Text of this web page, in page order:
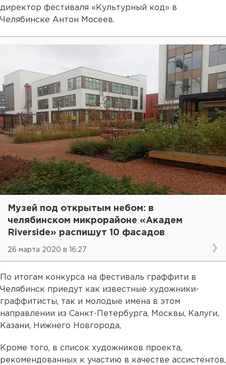
директор фестиваля «Культурный код» в
Челябинске Антон Мосеев.
Музей под открытым небом: в
челябинском микрорайоне «Академ
Riverside» распишут 10 фасадов
26 марта 2020 в 16:27
По итогам конкурса на фестиваль граффити в
Челябинск приедут как известные художники-
граффитисты, так и молодые имена в этом
направлении из Санкт-Петербурга, Москвы, Калуги,
Казани, Нижнего Новгорода,
Кроме того, в список художников проекта,
рекомендованных к участию в качестве ассистентов,